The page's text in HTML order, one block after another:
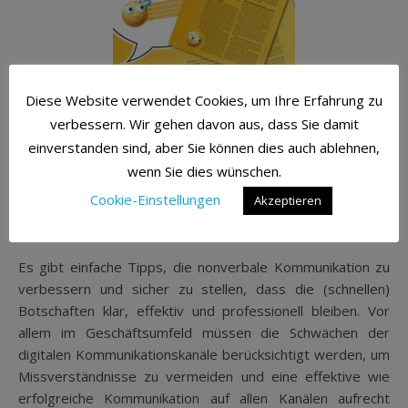
Aber bitte nicht nur
Emojis ;-)
Es gibt einfache Tipps, die nonverbale Kommunikation zu
verbessern und sicher zu stellen, dass die (schnellen)
Botschaften klar, effektiv und professionell bleiben. Vor
allem im Geschäftsumfeld müssen die Schwächen der
digitalen Kommunikationskanäle berücksichtigt werden, um
Missverständnisse zu vermeiden und eine effektive wie
erfolgreiche Kommunikation auf allen Kanälen aufrecht
Diese Website verwendet Cookies, um Ihre Erfahrung zu
verbessern. Wir gehen davon aus, dass Sie damit
einverstanden sind, aber Sie können dies auch ablehnen,
wenn Sie dies wünschen.
Cookie-Einstellungen
Akzeptieren